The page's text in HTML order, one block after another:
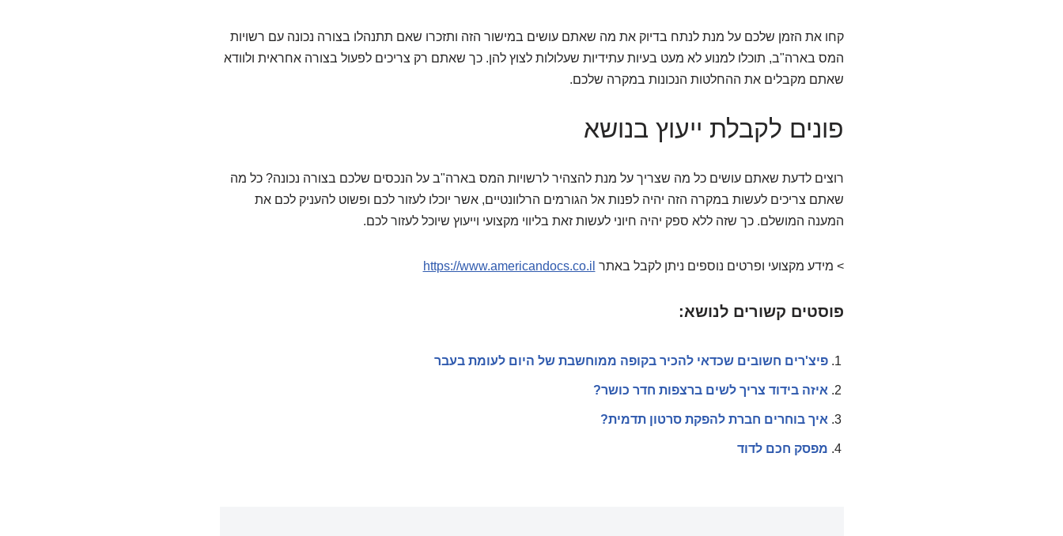
קחו את הזמן שלכם על מנת לנתח בדיוק את מה שאתם עושים במישור הזה ותזכרו שאם תתנהלו בצורה נכונה עם רשויות
המס בארה"ב, תוכלו למנוע לא מעט בעיות עתידיות שעלולות לצוץ להן. כך שאתם רק צריכים לפעול בצורה אחראית ולוודא
שאתם מקבלים את ההחלטות הנכונות במקרה שלכם.
פונים לקבלת ייעוץ בנושא
רוצים לדעת שאתם עושים כל מה שצריך על מנת להצהיר לרשויות המס בארה"ב על הנכסים שלכם בצורה נכונה? כל מה
שאתם צריכים לעשות במקרה הזה יהיה לפנות אל הגורמים הרלוונטיים, אשר יוכלו לעזור לכם ופשוט להעניק לכם את
המענה המושלם. כך שזה ללא ספק יהיה חיוני לעשות זאת בליווי מקצועי וייעוץ שיוכל לעזור לכם.
> מידע מקצועי ופרטים נוספים ניתן לקבל באתר https://www.americandocs.co.il
פוסטים קשורים לנושא:
פיצ'רים חשובים שכדאי להכיר בקופה ממוחשבת של היום לעומת בעבר
איזה בידוד צריך לשים ברצפות חדר כושר?
איך בוחרים חברת להפקת סרטון תדמית?
מפסק חכם לדוד